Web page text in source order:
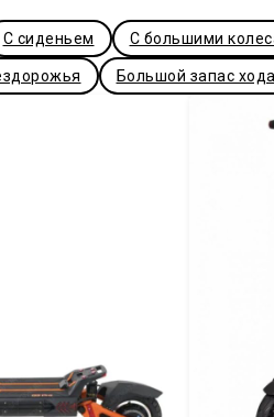
С сиденьем С большими
Большой запас хода